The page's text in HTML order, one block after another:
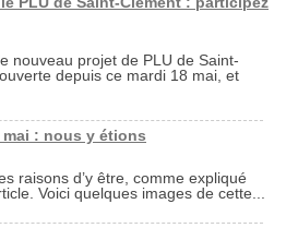
nouveau projet de PLU de Saint-
depuis ce mardi 18 mai, et
: nous y étions
raisons d’y être, comme expliqué
Voici quelques images de cette...